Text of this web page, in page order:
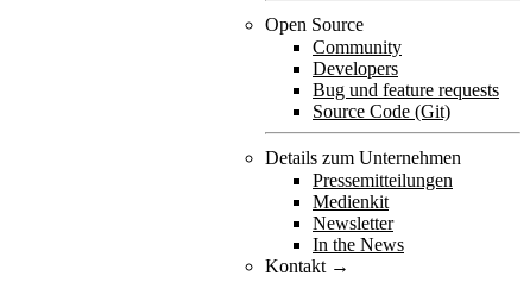
Open Source
Community
Developers
Bug und feature requests
Source Code (Git)
Details zum Unternehmen
Pressemitteilungen
Medienkit
Newsletter
In the News
Kontakt →